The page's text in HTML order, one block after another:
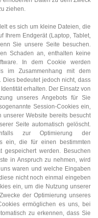
ziehen.
es sich um kleine Dateien, die
Ihrem Endgerät (Laptop, Tablet,
Sie unsere Seite besuchen.
Schaden an, enthalten keine
In dem Cookie werden
im Zusammenhang mit dem
bedeutet jedoch nicht, dass
erhalten. Der Einsatz von
unseres Angebots für Sie
Session-Cookies ein,
Website bereits besucht
Seite automatisch gelöscht.
zur Optimierung der
ein, die für einen bestimmten
gespeichert werden. Besuchen
in Anspruch zu nehmen, wird
waren und welche Eingaben
nicht noch einmal eingeben
ein, um die Nutzung unserer
der Optimierung unseres
ermöglichen es uns, bei
zu erkennen, dass Sie